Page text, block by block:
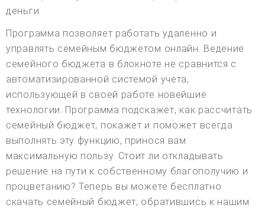
деньги.
Программа позволяет работать удаленно и
управлять семейным бюджетом онлайн. Ведение
семейного бюджета в блокноте не сравнится с
автоматизированной системой учета,
использующей в своей работе новейшие
технологии. Программа подскажет, как рассчитать
семейный бюджет, покажет и поможет всегда
выполнять эту функцию, принося вам
максимальную пользу. Стоит ли откладывать
решение на пути к собственному благополучию и
процветанию? Теперь вы можете бесплатно
скачать семейный бюджет, обратившись к нашим